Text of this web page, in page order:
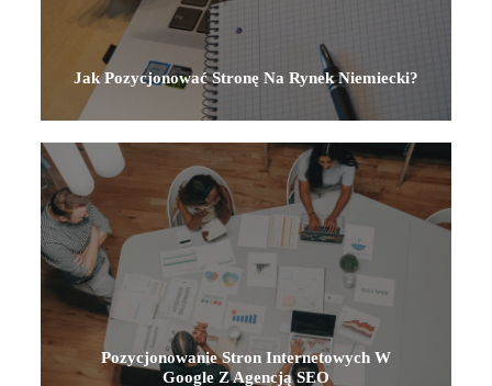
Jak Pozycjonować Stronę Na Rynek Niemiecki?
Pozycjonowanie Stron Internetowych W
Google Z Agencją SEO